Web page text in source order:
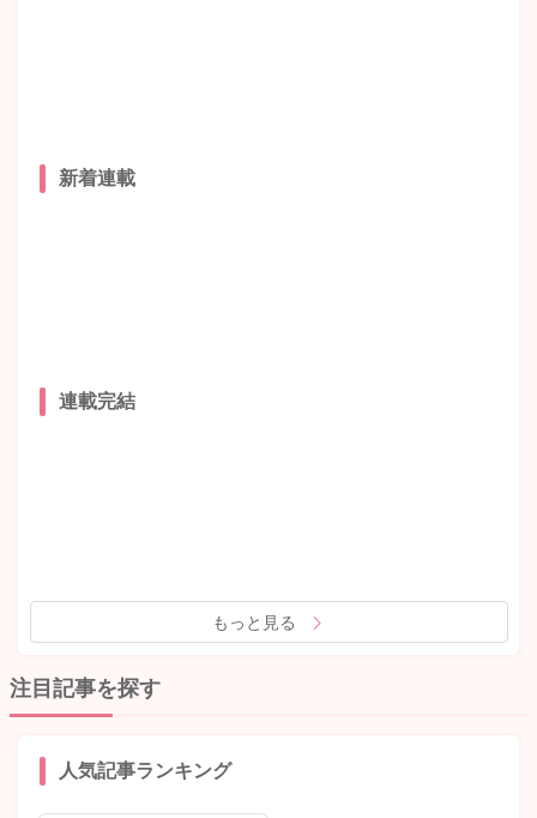
新着連載
連載完結
もっと見る
注目記事を探す
人気記事ランキング